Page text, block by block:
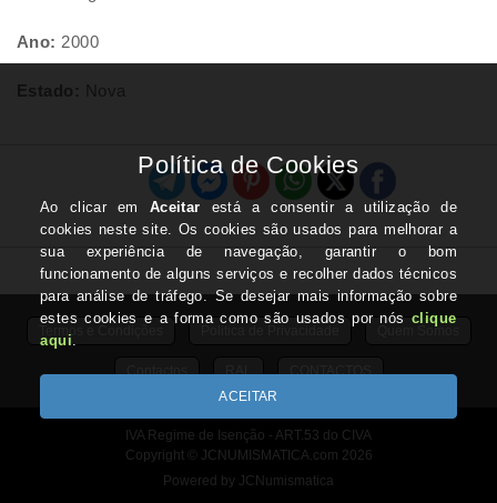
Ano: 2000
Estado: Nova
Termos e Condições Quem Somos
Contactos RAL CONTACTOS
IVA Regime de Isenção - ART.53 do CIVA
Copyright © JCNUMISMATICA.com 2026
Powered by JCNumismatica